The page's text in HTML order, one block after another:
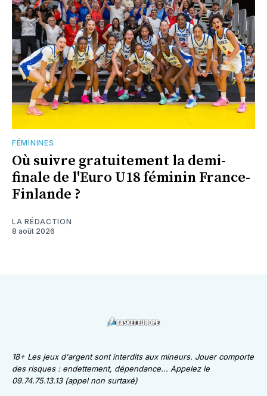
FÉMININES
Où suivre gratuitement la demi-
finale de l'Euro U18 féminin France-
Finlande ?
LA RÉDACTION
8 août 2026
18+ Les jeux d'argent sont interdits aux mineurs. Jouer comporte
des risques : endettement, dépendance... Appelez le
09.74.75.13.13 (appel non surtaxé)